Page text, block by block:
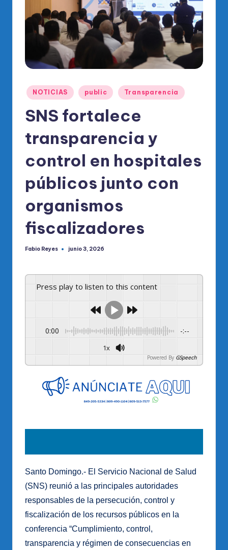
di
O
al
M
Publicado
en
NOTICIAS public Transparencia
SNS fortalece
transparencia y
control en hospitales
públicos junto con
organismos
fiscalizadores
Publicado
Fabio Reyes junio 3, 2026
Press play to listen to this content
0:00 -:--
1x
Powered By GSpeech
Santo Domingo.- El Servicio Nacional de Salud
(SNS) reunió a las principales autoridades
responsables de la persecución, control y
fiscalización de los recursos públicos en la
conferencia “Cumplimiento, control,
transparencia y régimen de consecuencias en